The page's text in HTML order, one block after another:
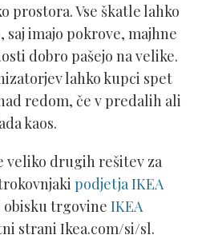
prostora. Vse škatle lahko
saj imajo pokrove, majhne
dobro pašejo na velike.
lahko kupci spet
redom, če v predalih ali
kaos.
veliko drugih rešitev za
podjetja IKEA
obisku trgovine IKEA
strani Ikea.com/si/sl.